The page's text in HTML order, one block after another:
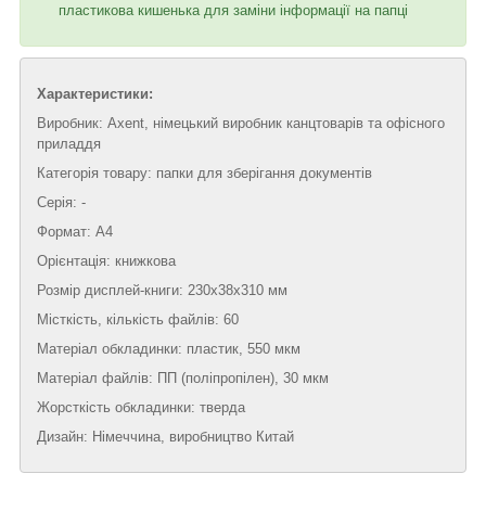
пластикова кишенька для заміни інформації на папці
Характеристики:
Виробник: Axent, німецький виробник канцтоварів та офісного
приладдя
Категорія товару: папки для зберігання документів
Серія: -
Формат: А4
Орієнтація: книжкова
Розмір дисплей-книги: 230х38x310 мм
Місткість, кількість файлів: 60
Матеріал обкладинки: пластик, 550 мкм
Матеріал файлів: ПП (поліпропілен), 30 мкм
Жорсткість обкладинки: тверда
Дизайн: Німеччина, виробництво Китай